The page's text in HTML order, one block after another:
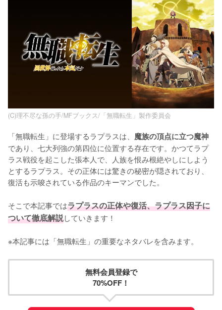
(C)理不尽な孫の手/MFブックス/「無職転生」製作委員会
「無職転生」に登場するラプラスは、 魔族の頂点に立つ魔神
であり、七大列強の第四位に位置する存在です。かつてラプ
ラス戦役を起こした張本人で、人族を恨み根絶やしにしよう
とするラプラス。その正体には驚きの秘密が隠されており、
復活も示唆されている作品のキーマンでした。
そこで本記事ではラプラスの正体や復活、ラプラス因子に
ついて徹底解説していきます！
※本記事には「無職転生」の重要なネタバレを含みます。
無料会員登録で
70%OFF！